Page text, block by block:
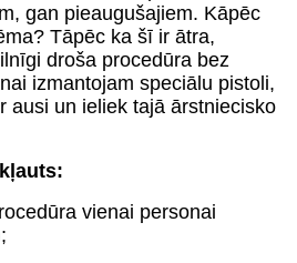
gan pieaugušajiem. Kāpēc
Tāpēc ka šī ir ātra,
droša procedūra bez
izmantojam speciālu pistoli,
ausi un ieliek tajā ārstniecisko
vienai personai